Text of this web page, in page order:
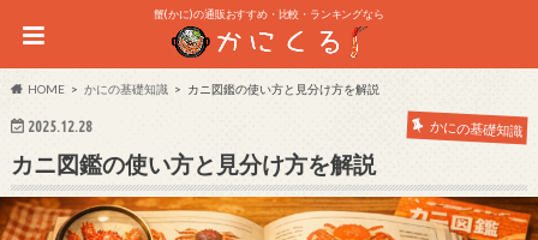
蟹(かに)の通販おすすめ・比較・ランキングなら
HOME かにの基礎知識 カニ図鑑の使い方と見分け方を解説
2025.12.28 かにの基礎知識
カニ図鑑の使い方と見分け方を解説